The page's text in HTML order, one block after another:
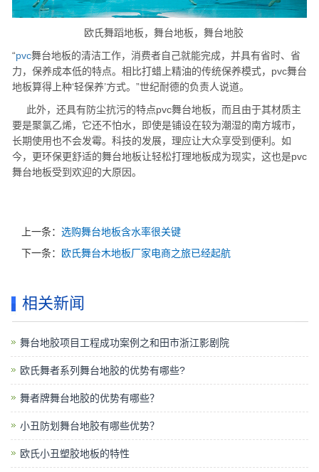
欧氏舞蹈地板，舞台地板，舞台地胶
“pvc舞台地板的清洁工作，消费者自己就能完成，并具有省时、省
力，保养成本低的特点。相比打蜡上精油的传统保养模式，pvc舞台
地板算得上种‘轻保养’方式。”世纪耐德的负责人说道。
此外，还具有防尘抗污的特点pvc舞台地板，而且由于其材质主
要是聚氯乙烯，它还不怕水，即使是铺设在较为潮湿的南方城市，
长期使用也不会发霉。科技的发展，理应让大众享受到便利。如
今，更环保更舒适的舞台地板让轻松打理地板成为现实，这也是pvc
舞台地板受到欢迎的大原因。
上一条： 选购舞台地板含水率很关键
下一条：
欧氏舞台木地板厂家电商之旅已经起航
相关新闻
舞台地胶项目工程成功案例之和田市浙江影剧院
欧氏舞者系列舞台地胶的优势有哪些?
舞者牌舞台地胶的优势有哪些？
小丑防划舞台地胶有哪些优势？
欧氏小丑塑胶地板的特性